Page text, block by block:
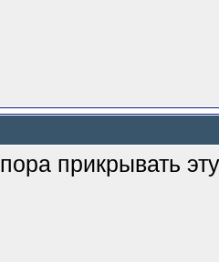
пора прикрывать